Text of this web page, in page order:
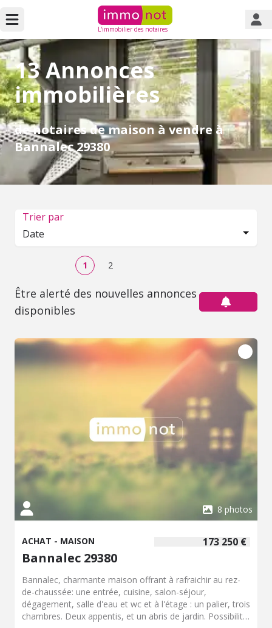
L'immobilier des notaires
13 Annonces
immobilières
de notaires de maison à vendre à
Bannalec 29380
Trier par
Date
1 2
Être alerté des nouvelles annonces
disponibles
8 photos
173 250 €
ACHAT - MAISON
Bannalec 29380
Bannalec, charmante maison offrant à rafraichir au rez-
de-chaussée: une entrée, cuisine, salon-séjour,
dégagement, salle d'eau et wc et à l'étage : un palier, trois
chambres. Deux appentis, et un abris de jardin. Possibilité